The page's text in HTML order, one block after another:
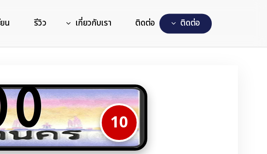
น รีวิว เกี่ยวกับเรา ติดต่อ ตดตอ
10